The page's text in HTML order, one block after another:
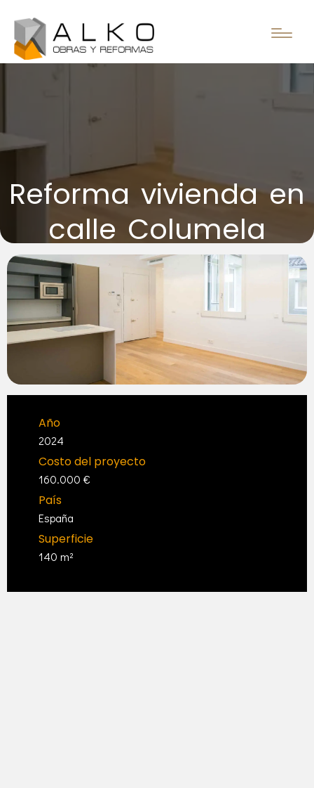
Reforma vivienda en
calle Columela
Año
2024
Costo del proyecto
160.000 €
País
España
Superficie
140 m²